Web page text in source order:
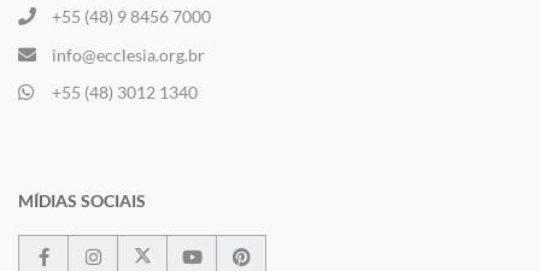
+55 (48) 9 8456 7000
info@ecclesia.org.br
+55 (48) 3012 1340
MÍDIAS SOCIAIS